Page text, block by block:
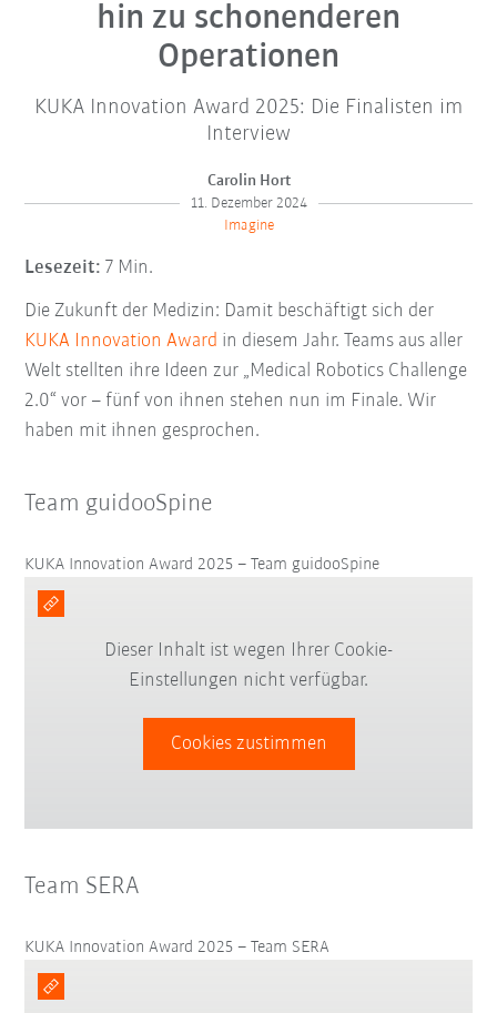
hin zu schonenderen
Operationen
KUKA Innovation Award 2025: Die Finalisten im
Interview
Carolin Hort
11. Dezember 2024
Imagine
Lesezeit: 7 Min.
Die Zukunft der Medizin: Damit beschäftigt sich der
KUKA Innovation Award in diesem Jahr. Teams aus aller
Welt stellten ihre Ideen zur „Medical Robotics Challenge
2.0“ vor – fünf von ihnen stehen nun im Finale. Wir
haben mit ihnen gesprochen.
Team guidooSpine
KUKA Innovation Award 2025 – Team guidooSpine
Dieser Inhalt ist wegen Ihrer Cookie-
Einstellungen nicht verfügbar.
Cookies zustimmen
Team SERA
KUKA Innovation Award 2025 – Team SERA